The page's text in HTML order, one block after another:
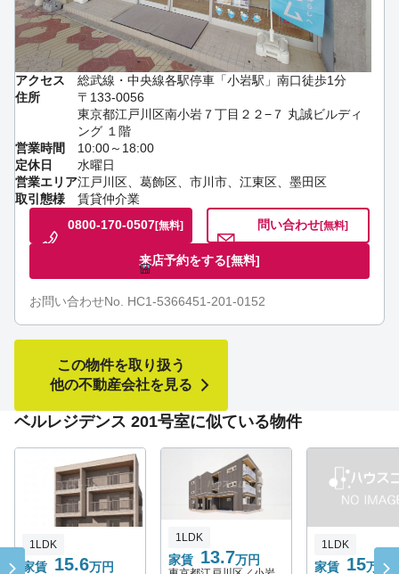
アクセス
総武線・中央線各駅停車「小岩駅」南口徒歩1分
住所
〒133-0056
東京都江戸川区南小岩７丁目２２−７ 丸誠ビルディ
ング １階
営業時間
10:00～18:00
定休日
水曜日
営業エリア江戸川区、葛飾区、市川市、江東区、墨田区
取引態様
賃貸仲介業
0800-170-0507[無料] 問い合わせ[無料]
来店予約をする[無料]
お問い合わせNo. HC1-5366451-201-0152
この物件を取り扱う
他の不動産会社を見る
ベルレジデンス 201号室に似ている物件
家賃 15.6万円
1LDK
家賃 13.7万円
1LDK
家賃 15万円
1LDK